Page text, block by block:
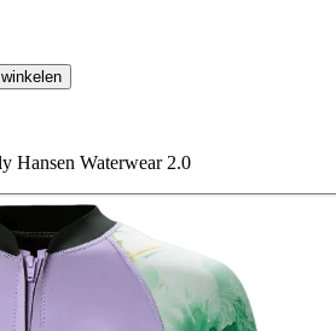
Hansen Waterwear 2.0